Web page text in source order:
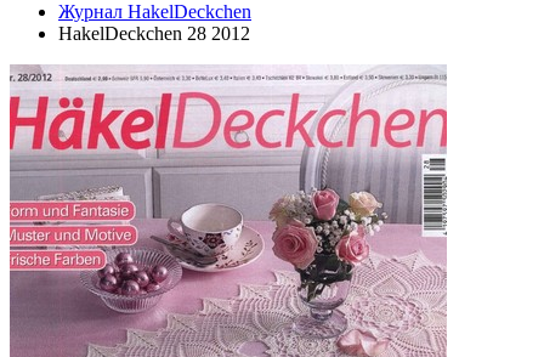
Журнал HakelDeckchen
HakelDeckchen 28 2012